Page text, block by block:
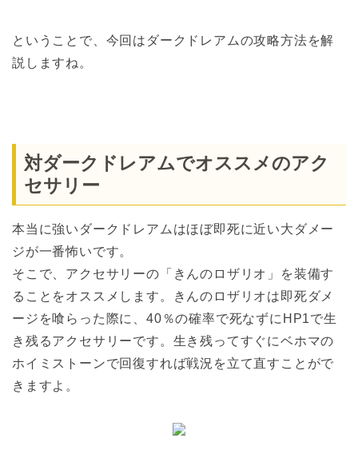
ということで、今回はダークドレアムの攻略方法を解
説しますね。
対ダークドレアムでオススメのアク
セサリー
本当に強いダークドレアムはほぼ即死に近い大ダメー
ジが一番怖いです。
そこで、アクセサリーの「きんのロザリオ」を装備す
ることをオススメします。きんのロザリオは即死ダメ
ージを喰らった際に、40％の確率で死なずにHP1で生
き残るアクセサリーです。生き残ってすぐにベホマの
ホイミストーンで回復すれば戦況を立て直すことがで
きますよ。